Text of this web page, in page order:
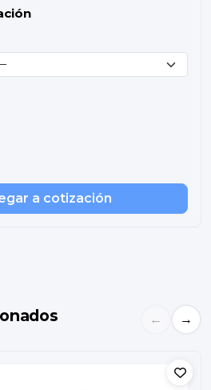
a cotización
← →